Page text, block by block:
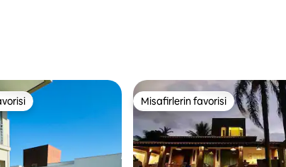
82 değerlendirme
en beğenilenler arasındaMisafirlerin favorisi
Misafirlerin favorisi